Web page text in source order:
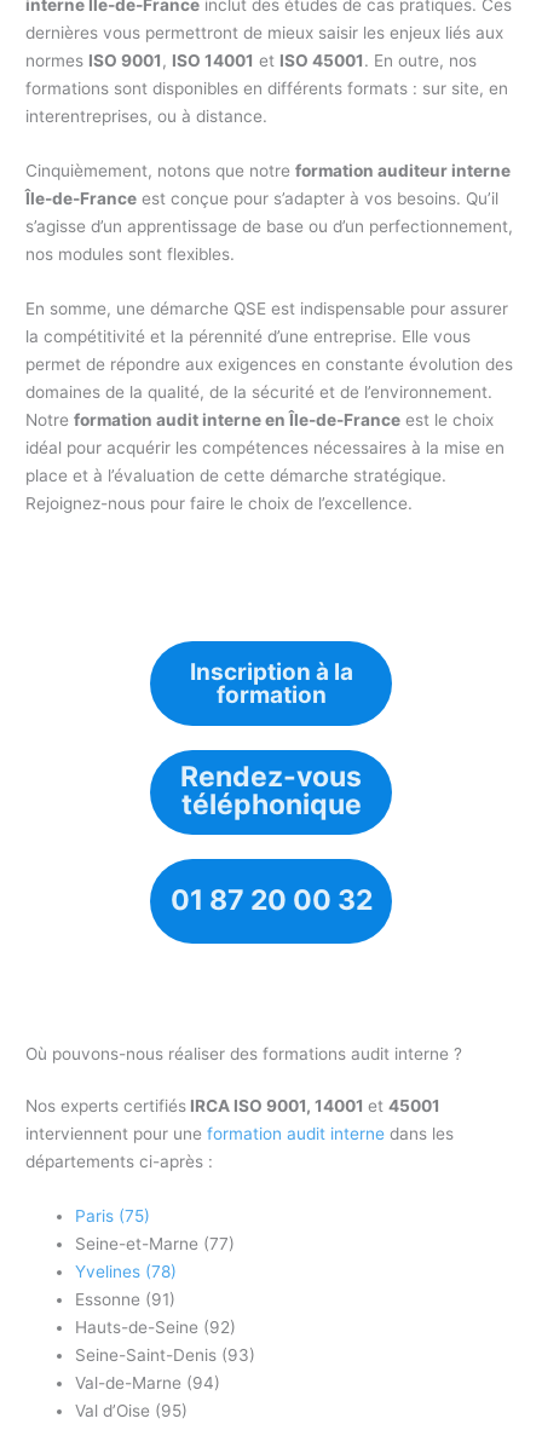
interne Île-de-France inclut des études de cas pratiques. Ces
dernières vous permettront de mieux saisir les enjeux liés aux
normes ISO 9001 , ISO 14001 et ISO 45001. En outre, nos
formations sont disponibles en différents formats : sur site, en
interentreprises, ou à distance.
Cinquièmement, notons que notreformation auditeur interne
Île-de-France est conçue pour s’adapter à vos besoins. Qu’il
s’agisse d’un apprentissage de base ou d’un perfectionnement,
nos modules sont flexibles.
En somme, une démarche QSE est indispensable pour assurer
la compétitivité et la pérennité d’une entreprise. Elle vous
permet de répondre aux exigences en constante évolution des
domaines de la qualité, de la sécurité et de l’environnement.
Notreformation audit interne en Île-de-France est le choix
idéal pour acquérir les compétences nécessaires à la mise en
place et à l’évaluation de cette démarche stratégique.
Rejoignez-nous pour faire le choix de l’excellence.
Inscription à la
formation
Rendez-vous
téléphonique
01 87 20 00 32
Où pouvons-nous réaliser des formations audit interne ?
Nos experts certifiés IRCA ISO 9001, 14001et45001
interviennent pour uneformation audit interne dans les
départements ci-après :
Paris (75)
Seine-et-Marne (77)
Yvelines (78)
Essonne (91)
Hauts-de-Seine (92)
Seine-Saint-Denis (93)
Val-de-Marne (94)
Val d’Oise (95)